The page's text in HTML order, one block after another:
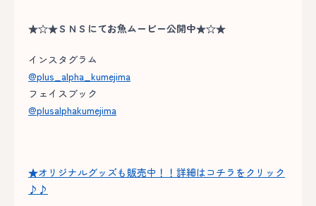
★☆★ＳＮＳにてお魚ムービー公開中★☆★
インスタグラム
@plus_alpha_kumejima
フェイスブック
@plusalphakumejima
★オリジナルグッズも販売中！！詳細はコチラをクリック
♪♪